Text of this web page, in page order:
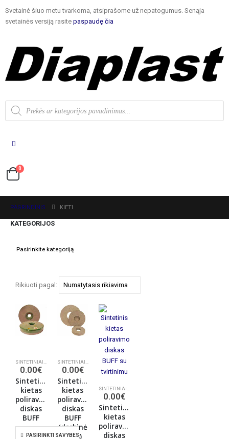
Svetainė šiuo metu tvarkoma, atsiprašome už nepatogumus. Senąja
svetainės versiją rasite paspaudę čia
0
PAGRINDINIS KIETI
KATEGORIJOS
Rikiuoti pagal:
SINTETINIAI DISKAI POLIRAVIMUI (BUFF) ,POLIRAVIMO DISKAI
0.00€
Sintetinis
kietas
poliravimo
diskas
BUFF
PASIRINKTI SAVYBES
SINTETINIAI DISKAI POLIRAVIMUI (BUFF)
0.00€
Sintetinis
kietas
poliravimo
diskas
BUFF
(darbinė
dalis)
SINTETINIAI DISKAI POLIRAVIMUI (BUFF)
0.00€
Sintetinis
kietas
poliravimo
diskas